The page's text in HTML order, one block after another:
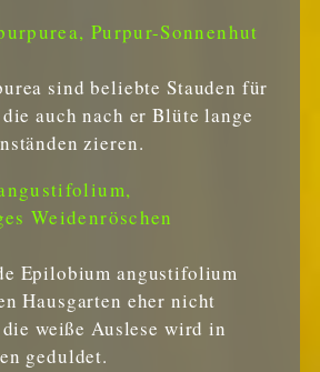
Purpur-Sonnenhut
sind beliebte Stauden für
auch nach er Blüte lange
zieren.
Weidenröschen
Epilobium angustifolium
Hausgarten eher nicht
weiße Auslese wird in
geduldet.